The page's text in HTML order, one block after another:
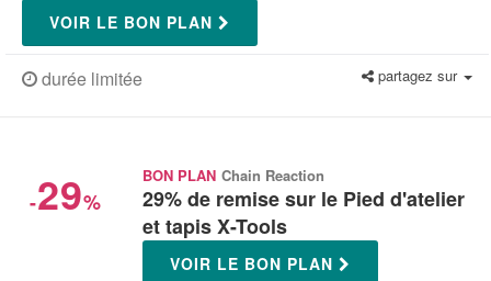
VOIR LE BON PLAN
durée limitée partagez sur
-29%
BON PLAN Chain Reaction
29% de remise sur le Pied d'atelier
et tapis X-Tools
VOIR LE BON PLAN